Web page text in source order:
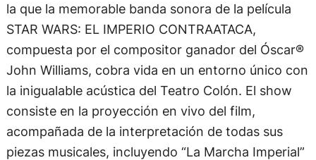
la que la memorable banda sonora de la película
STAR WARS: EL IMPERIO CONTRAATACA,
compuesta por el compositor ganador del Óscar®
John Williams, cobra vida en un entorno único con
la inigualable acústica del Teatro Colón. El show
consiste en la proyección en vivo del film,
acompañada de la interpretación de todas sus
piezas musicales, incluyendo “La Marcha Imperial”